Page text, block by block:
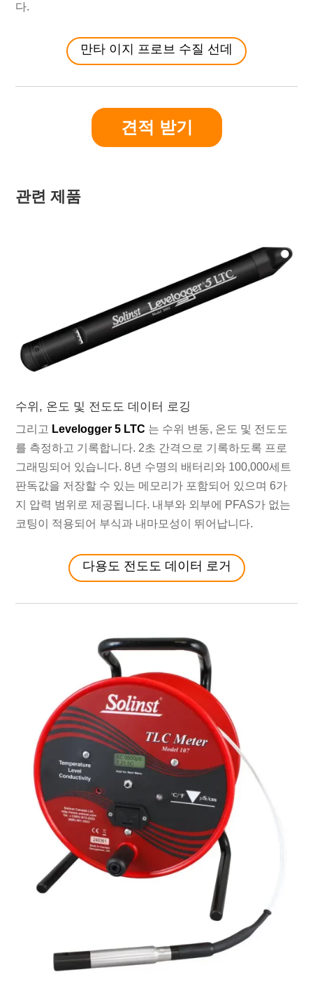
다.
만타 이지 프로브 수질 선데
견적 받기
관련 제품
수위, 온도 및 전도도 데이터 로깅
그리고 Levelogger 5 LTC 는 수위 변동, 온도 및 전도도
를 측정하고 기록합니다. 2초 간격으로 기록하도록 프로
그래밍되어 있습니다. 8년 수명의 배터리와 100,000세트
판독값을 저장할 수 있는 메모리가 포함되어 있으며 6가
지 압력 범위로 제공됩니다. 내부와 외부에 PFAS가 없는
코팅이 적용되어 부식과 내마모성이 뛰어납니다.
다용도 전도도 데이터 로거